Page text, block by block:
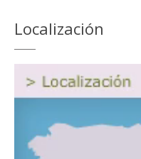
Localización
Reproductor
de